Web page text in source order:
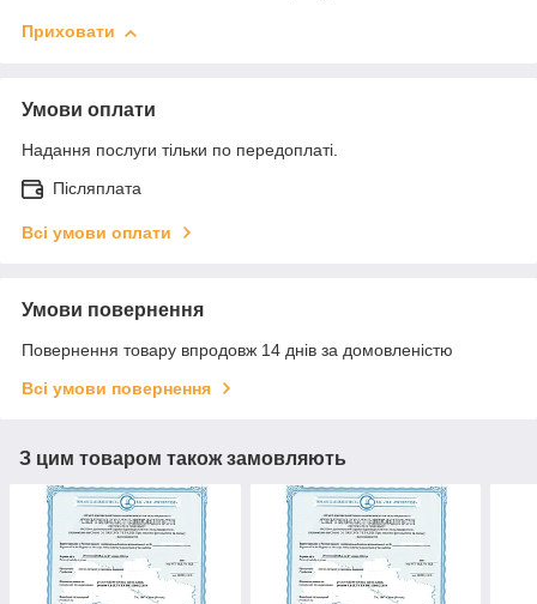
Приховати
Умови оплати
Надання послуги тільки по передоплаті.
Післяплата
Всі умови оплати
Умови повернення
Повернення товару впродовж 14 днів за домовленістю
Всі умови повернення
З цим товаром також замовляють